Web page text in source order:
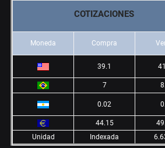
COTIZACIONES
Moneda Compra
39.1
7
0.02
44.15
Unidad
Indexada